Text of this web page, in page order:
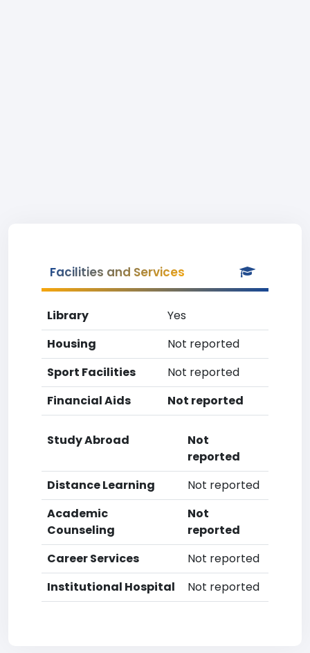
Facilities and Services
Library
Yes
Housing
Not reported
Sport Facilities
Not reported
Financial Aids
Not reported
Study Abroad
Not
reported
Distance Learning
Not reported
Academic
Counseling
Not
reported
Career Services
Not reported
Institutional Hospital
Not reported